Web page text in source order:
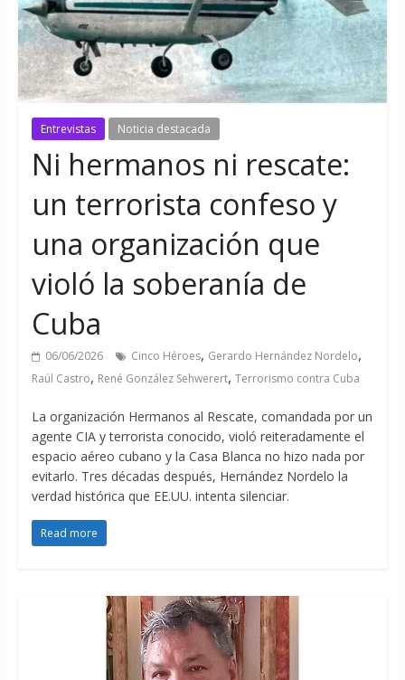
Entrevistas Noticia destacada
Ni hermanos ni rescate:
un terrorista confeso y
una organización que
violó la soberanía de
Cuba
06/06/2026 Cinco Héroes, Gerardo Hernández Nordelo,
Raúl Castro, René González Sehwerert, Terrorismo contra Cuba
La organización Hermanos al Rescate, comandada por un
agente CIA y terrorista conocido, violó reiteradamente el
espacio aéreo cubano y la Casa Blanca no hizo nada por
evitarlo. Tres décadas después, Hernández Nordelo la
verdad histórica que EE.UU. intenta silenciar.
Read more